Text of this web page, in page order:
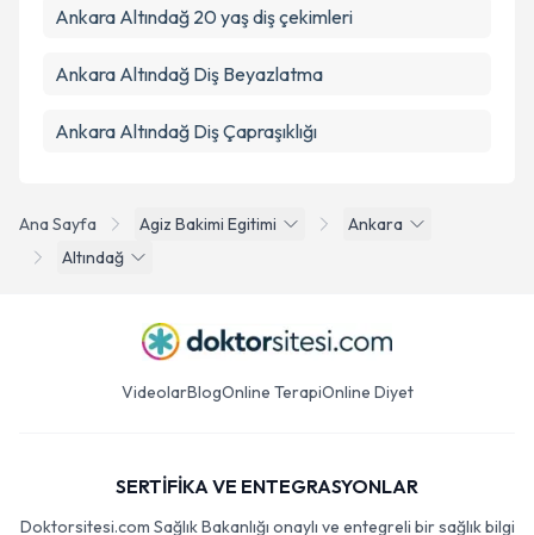
Ana Sayfa Agiz Bakimi Egitimi
Ankara
Altındağ
Ankara Altındağ 20 yaş diş çekimleri
Ankara Altındağ Diş Beyazlatma
Ankara Altındağ Diş Çapraşıklığı
VideolarBlogOnline TerapiOnline Diyet
SERTİFİKA VE ENTEGRASYONLAR
Doktorsitesi.com Sağlık Bakanlığı onaylı ve entegreli bir sağlık bilgi